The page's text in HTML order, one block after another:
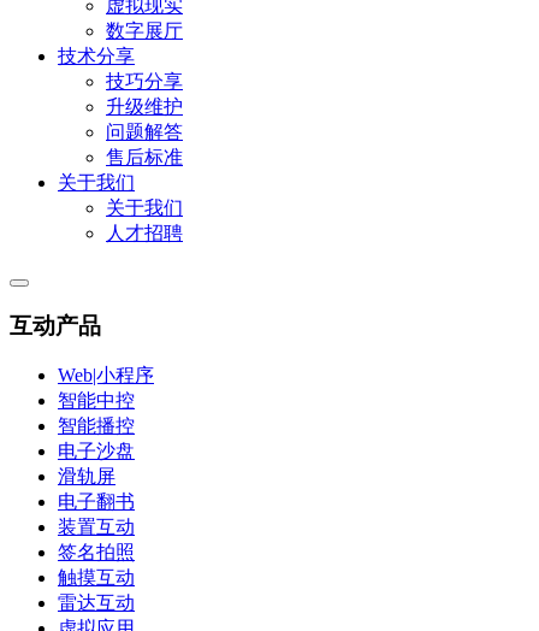
虚拟现实
数字展厅
技术分享
技巧分享
升级维护
问题解答
售后标准
关于我们
关于我们
人才招聘
互动产品
Web|小程序
智能中控
智能播控
电子沙盘
滑轨屏
电子翻书
装置互动
签名拍照
触摸互动
雷达互动